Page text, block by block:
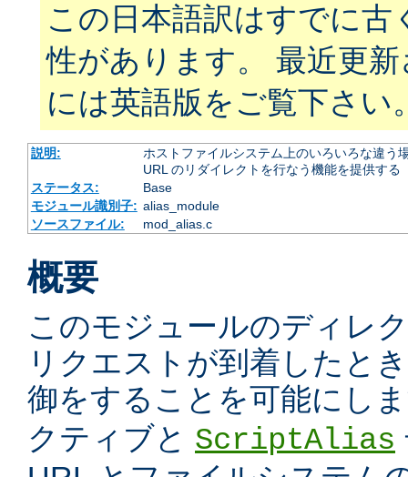
この日本語訳はすでに古
性があります。 最近更
には英語版をご覧下さい
説明:
ホストファイルシステム上のいろいろな違う
URL のリダイレクトを行なう機能を提供する
ステータス:
Base
モジュール識別子: alias_module
ソースファイル:
mod_alias.c
概要
このモジュールのディレ
リクエストが到着したと
御をすることを可能にし
クティブと ScriptAlias